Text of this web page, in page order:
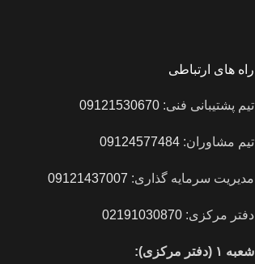
راه های ارتباطی
تیم پشتیبانی فنی:09121530670
تیم مشاوران:09124577484
مدیریت سرمایه گذاری: 09121437007
دفتر مرکزی:02191030870
شعبه ۱ (دفتر مرکزی):